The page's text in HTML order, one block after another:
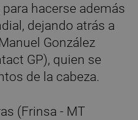
hacerse además
dejando atrás a
González
GP), quien se
de la cabeza.
(Frinsa - MT